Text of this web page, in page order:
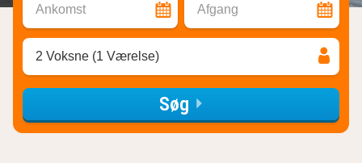
Ankomst Afgang
2 Voksne (1 Værelse)
Søg